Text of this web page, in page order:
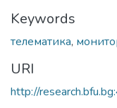
Keywords
телематика,
URI
http://